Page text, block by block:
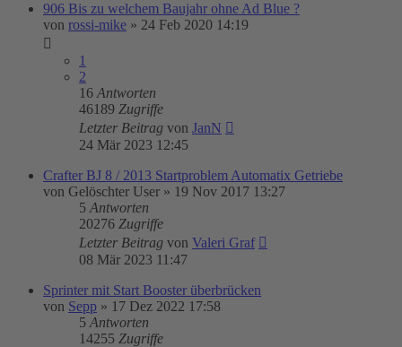
906 Bis zu welchem Baujahr ohne Ad Blue ?
von rossi-mike » 24 Feb 2020 14:19
1
2
16 Antworten
46189 Zugriffe
Letzter Beitrag von JanN
24 Mär 2023 12:45
Crafter BJ 8 / 2013 Startproblem Automatix Getriebe
von Gelöschter User » 19 Nov 2017 13:27
5 Antworten
20276 Zugriffe
Letzter Beitrag von Valeri Graf
08 Mär 2023 11:47
Sprinter mit Start Booster überbrücken
von Sepp » 17 Dez 2022 17:58
5 Antworten
14255 Zugriffe